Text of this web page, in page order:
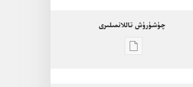
چۈشۈرۈش تاللانمىلىرى
ئېلىكتورۇنلۇق